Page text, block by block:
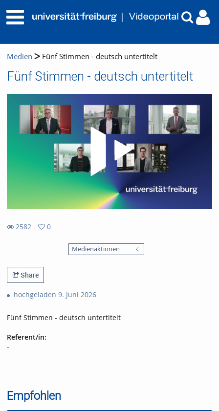
Medien Fünf Stimmen - deutsch untertitelt
Fünf Stimmen - deutsch untertitelt
2582
0
Medienaktionen
Share
hochgeladen 9. Juni 2026
Fünf Stimmen - deutsch untertitelt
Referent/in:
-
Empfohlen